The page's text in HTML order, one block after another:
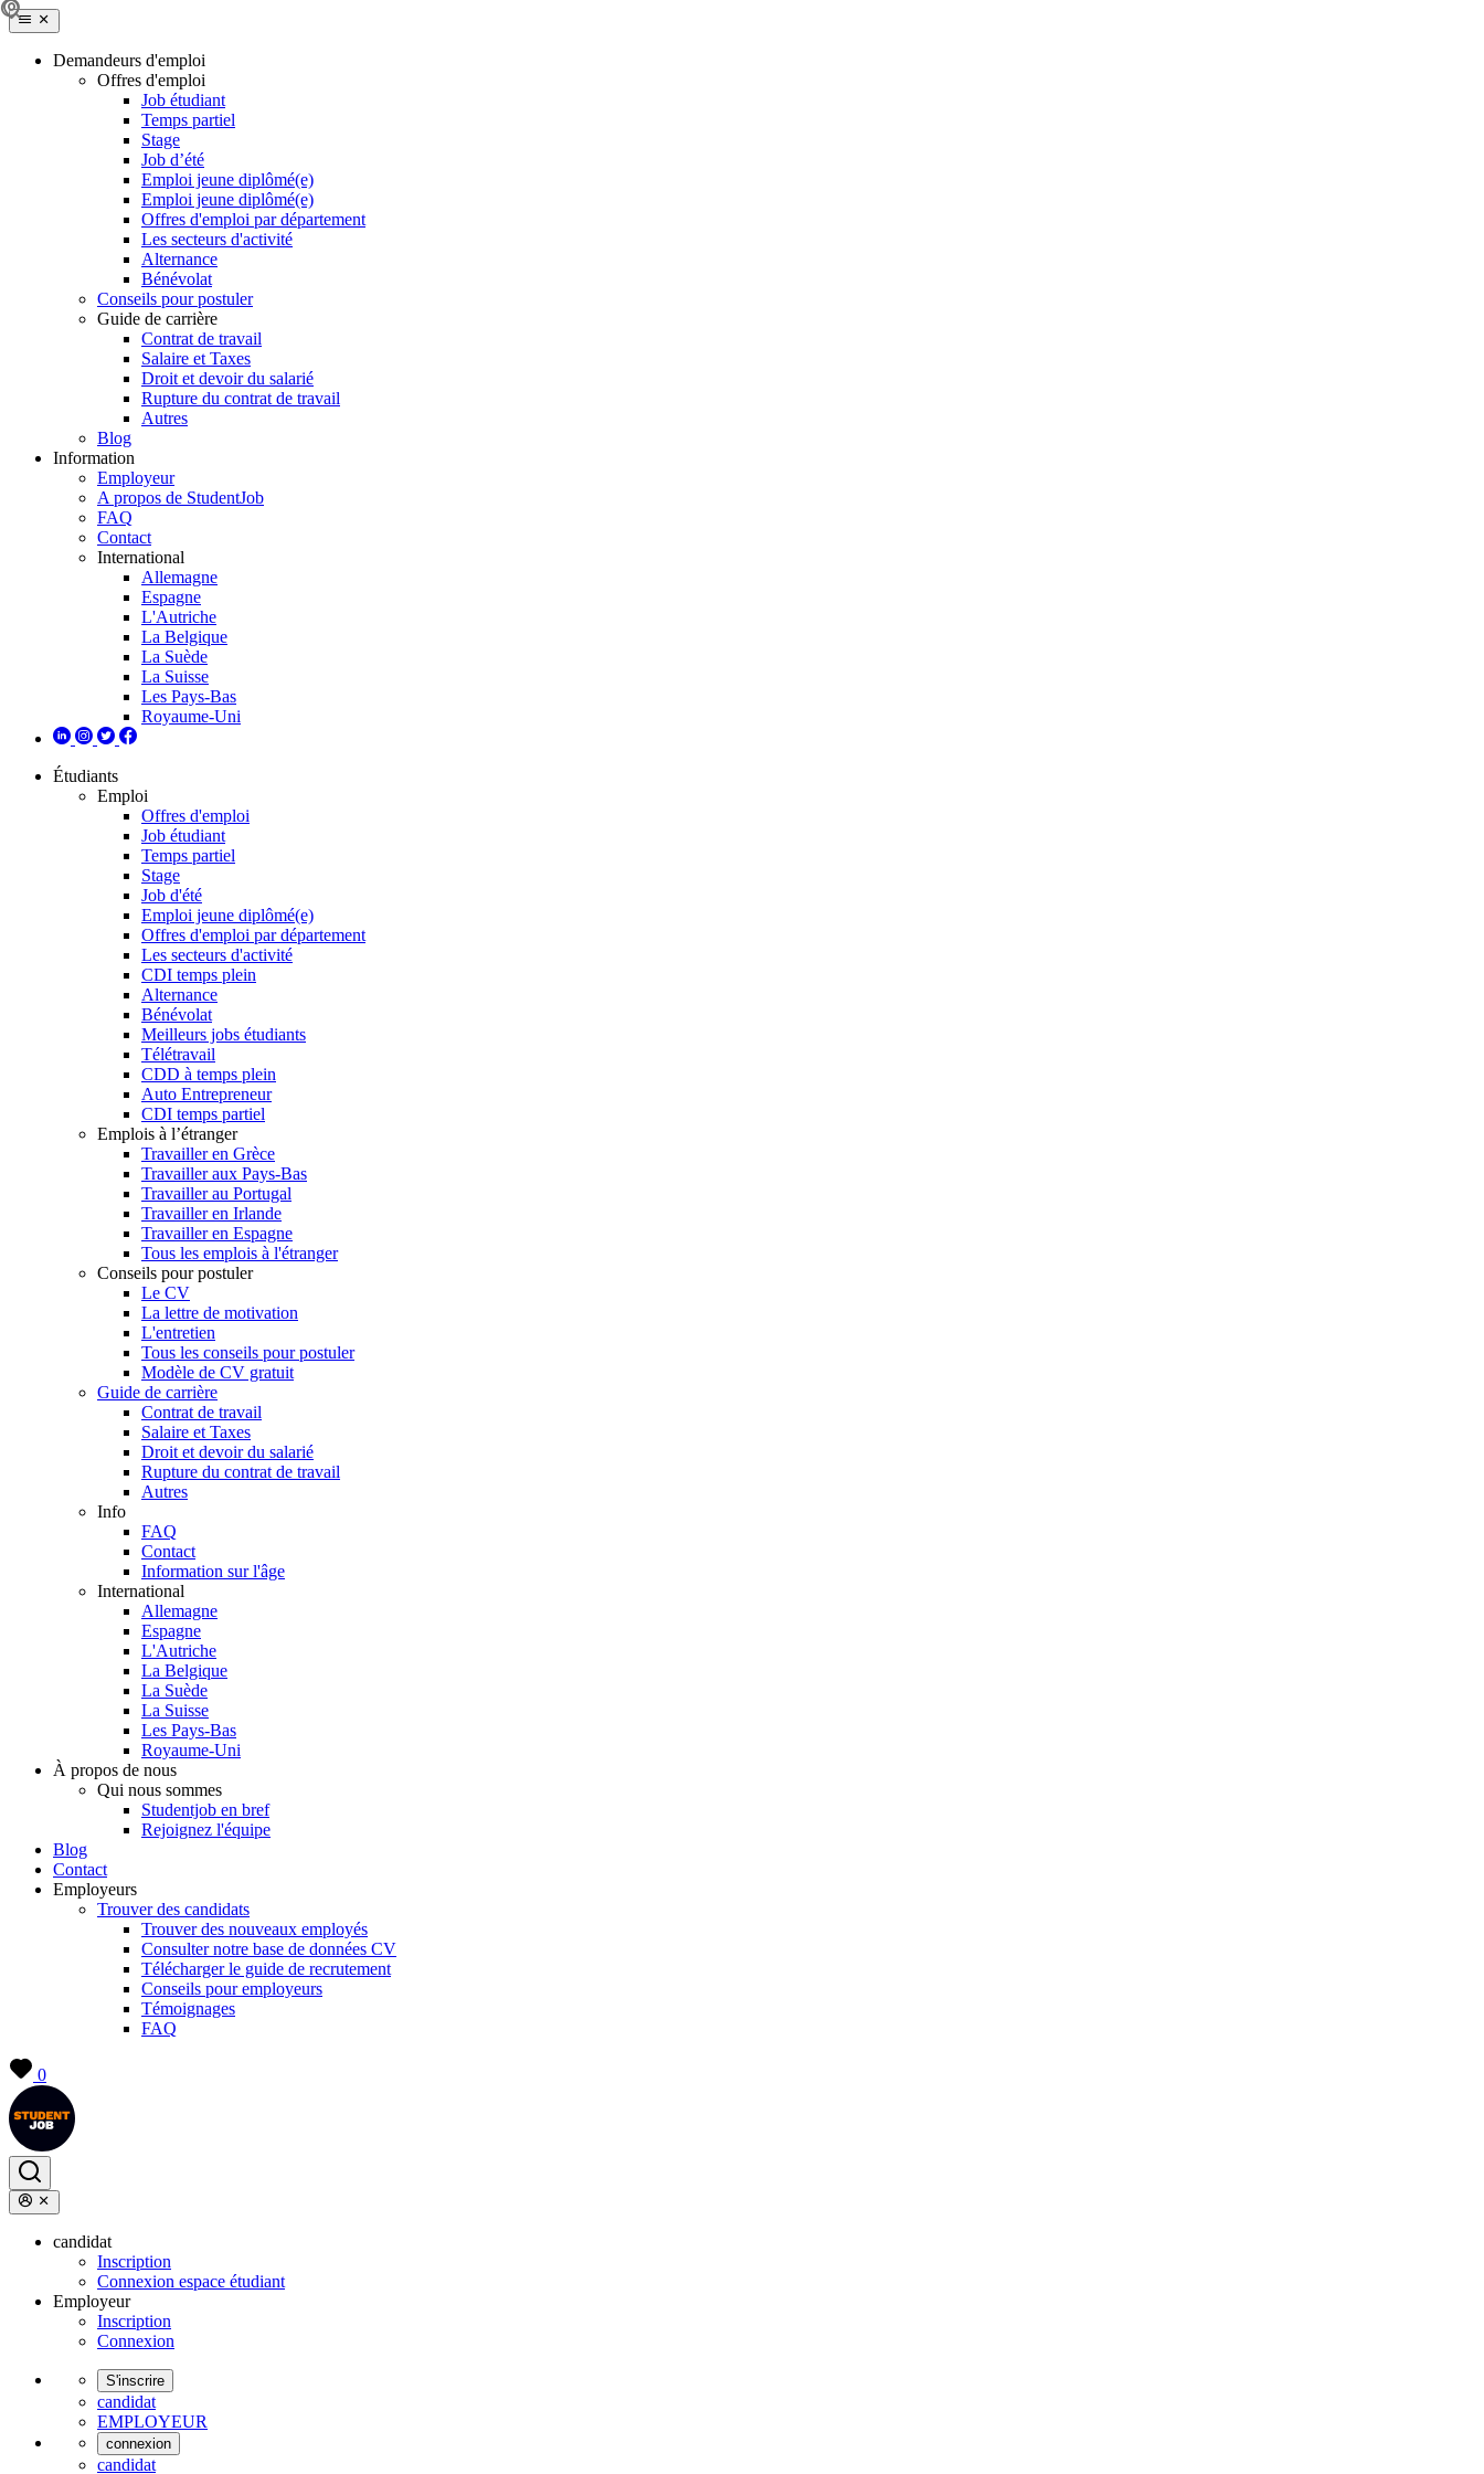
Demandeurs d'emploi
Offres d'emploi
Job étudiant
Temps partiel
Stage
Job d’été
Emploi jeune diplômé(e)
Emploi jeune diplômé(e)
Offres d'emploi par département
Les secteurs d'activité
Alternance
Bénévolat
Conseils pour postuler
Guide de carrière
Contrat de travail
Salaire et Taxes
Droit et devoir du salarié
Rupture du contrat de travail
Autres
Blog
Information
Employeur
A propos de StudentJob
FAQ
Contact
International
Allemagne
Espagne
L'Autriche
La Belgique
La Suède
La Suisse
Les Pays-Bas
Royaume-Uni
Étudiants
Emploi
Offres d'emploi
Job étudiant
Temps partiel
Stage
Job d'été
Emploi jeune diplômé(e)
Offres d'emploi par département
Les secteurs d'activité
CDI temps plein
Alternance
Bénévolat
Meilleurs jobs étudiants
Télétravail
CDD à temps plein
Auto Entrepreneur
CDI temps partiel
Emplois à l’étranger
Travailler en Grèce
Travailler aux Pays-Bas
Travailler au Portugal
Travailler en Irlande
Travailler en Espagne
Tous les emplois à l'étranger
Conseils pour postuler
Le CV
La lettre de motivation
L'entretien
Tous les conseils pour postuler
Modèle de CV gratuit
Guide de carrière
Contrat de travail
Salaire et Taxes
Droit et devoir du salarié
Rupture du contrat de travail
Autres
Info
FAQ
Contact
Information sur l'âge
International
Allemagne
Espagne
L'Autriche
La Belgique
La Suède
La Suisse
Les Pays-Bas
Royaume-Uni
À propos de nous
Qui nous sommes
Studentjob en bref
Rejoignez l'équipe
Blog
Contact
Employeurs
Trouver des candidats
Trouver des nouveaux employés
Consulter notre base de données CV
Télécharger le guide de recrutement
Conseils pour employeurs
Témoignages
FAQ
0
candidat
Inscription
Connexion espace étudiant
Employeur
Inscription
Connexion
S'inscrire
candidat
EMPLOYEUR
connexion
candidat